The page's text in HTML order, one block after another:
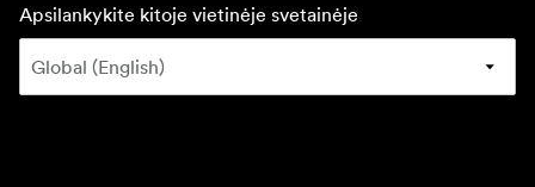
Apsilankykite kitoje vietinėje svetainėje